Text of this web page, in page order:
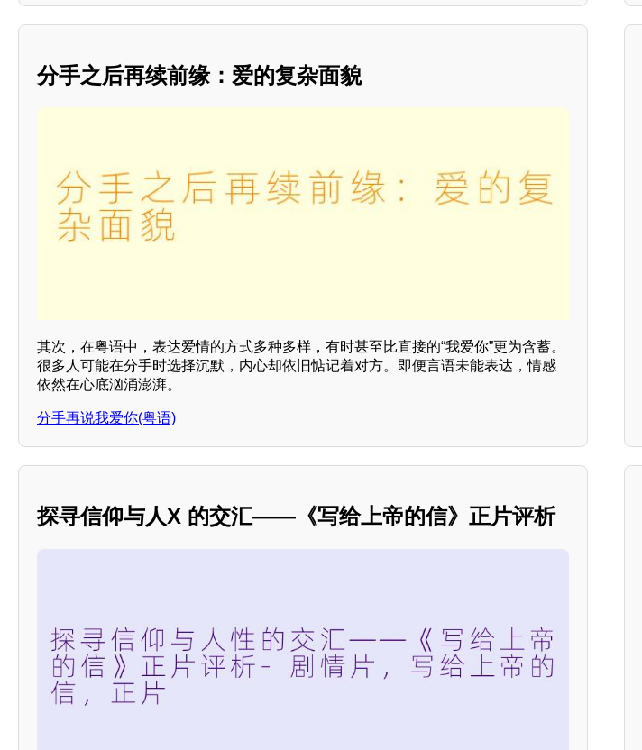
分手之后再续前缘：爱的复杂面貌
其次，在粤语中，表达爱情的方式多种多样，有时甚至比直接的“我爱你”更为含蓄。
很多人可能在分手时选择沉默，内心却依旧惦记着对方。即便言语未能表达，情感
依然在心底汹涌澎湃。
分手再说我爱你(粤语)
探寻信仰与人X 的交汇——《写给上帝的信》正片评析